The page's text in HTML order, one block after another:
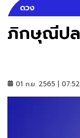
ดวง
ภิกษุณีปล
01 ก.ย. 2565 |